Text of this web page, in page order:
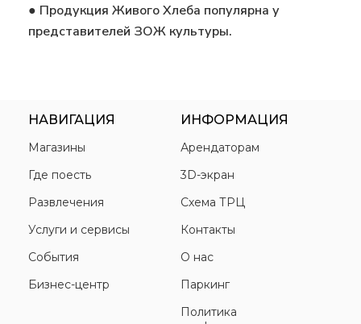
● Продукция Живого Хлеба популярна у
представителей ЗОЖ культуры.
НАВИГАЦИЯ
Магазины
Где поесть
Развлечения
Услуги и сервисы
События
Бизнес-центр
ИНФОРМАЦИЯ
Арендаторам
3D-экран
Схема ТРЦ
Контакты
О нас
Паркинг
Политика